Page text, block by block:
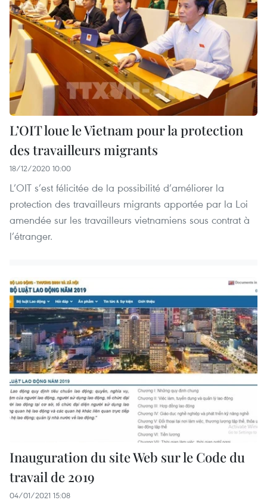
L’OIT loue le Vietnam pour la protection
des travailleurs migrants
18/12/2020 10:00
L’OIT s’est félicitée de la possibilité d’améliorer la
protection des travailleurs migrants apportée par la Loi
amendée sur les travailleurs vietnamiens sous contrat à
l’étranger.
Inauguration du site Web sur le Code du
travail de 2019
04/01/2021 15:08